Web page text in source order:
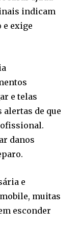
indicam
e exige
e telas
de que
danos
e
muitas
esconder